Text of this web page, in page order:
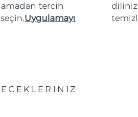
tercih
Uygulamayı